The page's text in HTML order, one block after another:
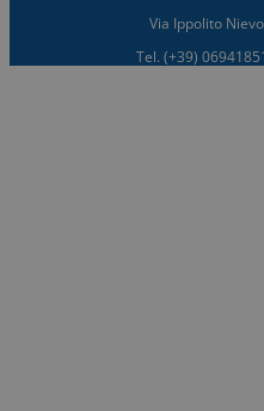
Via Ippolito
Tel. (+39)